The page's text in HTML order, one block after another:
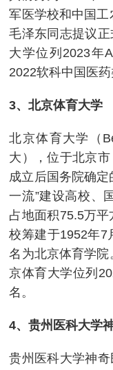
军医学校和中国
毛泽东同志提议
大学位列2023年
2022软科中国医药
3、北京体育大学
北京体育大学（
大），位于北京
成立后国务院确定
一流”建设高校、
占地面积75.5万
校筹建于1952年7
名为北京体育学
京体育大学位列
名。
4、贵州医科大学
贵州医科大学神